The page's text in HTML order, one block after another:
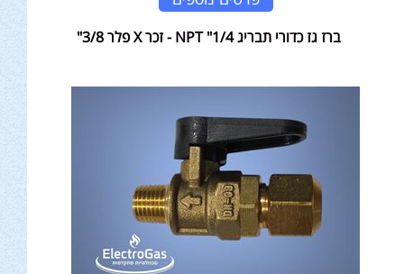
ברז גז כדורי תבריג NPT "1/4 - זכר X פלר 3/8"